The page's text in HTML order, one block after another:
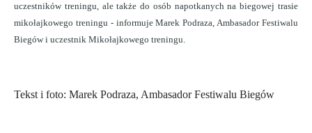
uczestników treningu, ale także do osób napotkanych na biegowej trasie
mikołajkowego treningu - informuje Marek Podraza, Ambasador Festiwalu
Biegów i uczestnik Mikołajkowego treningu.
Tekst i foto: Marek Podraza, Ambasador Festiwalu Biegów